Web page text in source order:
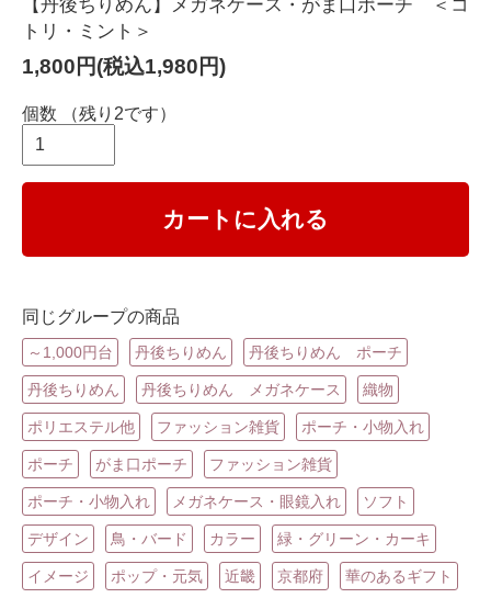
【丹後ちりめん】メガネケース・がま口ポーチ ＜コ
トリ・ミント＞
1,800円(税込1,980円)
個数 （残り2です）
カートに入れる
同じグループの商品
～1,000円台 丹後ちりめん 丹後ちりめん ポーチ
丹後ちりめん 丹後ちりめん メガネケース 織物
ポリエステル他 ファッション雑貨 ポーチ・小物入れ
ポーチ がま口ポーチ ファッション雑貨
ポーチ・小物入れ メガネケース・眼鏡入れ ソフト
デザイン 鳥・バード カラー 緑・グリーン・カーキ
イメージ ポップ・元気 近畿 京都府 華のあるギフト